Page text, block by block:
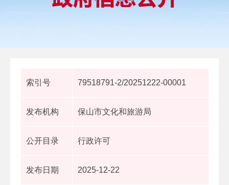
索引号 79518791-2/20251222-00001
发布机构 保山市文化和旅游局
公开目录 行政许可
发布日期 2025-12-22